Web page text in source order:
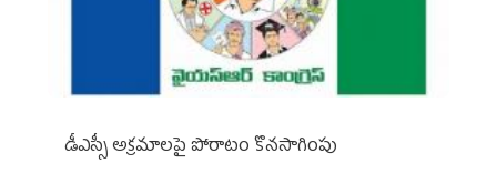
డీఎస్సీ అక్రమాలపై పోరాటం కొనసాగింపు